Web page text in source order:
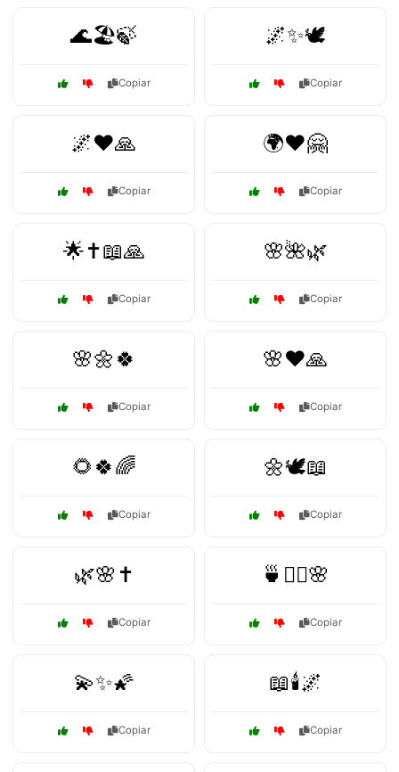
🌊🏖️🍃
Copiar
🌌✨🕊️
Copiar
🌌❤️🙏
Copiar
🌍❤️🤗
Copiar
🌟✝️📖🙏
Copiar
🌸🌺🌿
Copiar
🌸🌼🍀
Copiar
🌸❤️🙏
Copiar
🌻🍀🌈
Copiar
🌼🕊️📖
Copiar
🌿🌸✝️
Copiar
🍵🧘‍♂️🌸
Copiar
💫✨🌠
Copiar
📖🕯️🌌
Copiar